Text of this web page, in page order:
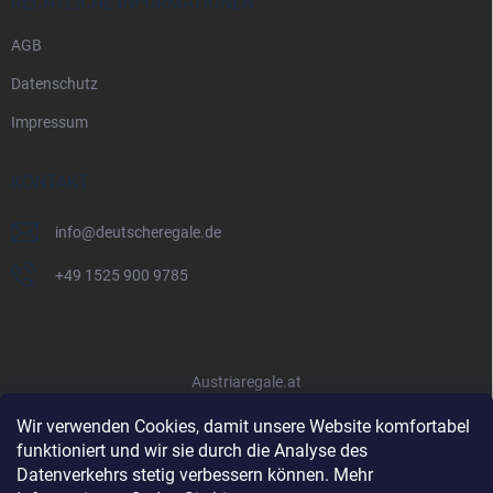
Wir verwenden Cookies, damit unsere Website komfortabel
funktioniert und wir sie durch die Analyse des
Datenverkehrs stetig verbessern können. Mehr
AGB
Datenschutz
Impressum
KONTAKT
info@deutscheregale.de
+49 1525 900 9785
Austriaregale.at